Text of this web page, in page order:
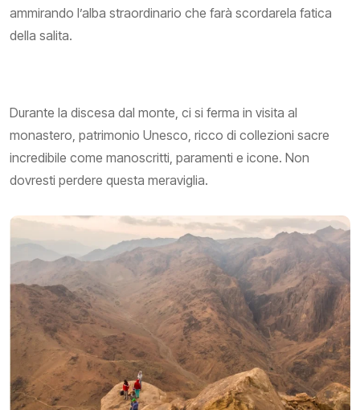
ammirando l’alba straordinario che farà scordarela fatica
della salita.
Durante la discesa dal monte, ci si ferma in visita al
monastero, patrimonio Unesco, ricco di collezioni sacre
incredibile come manoscritti, paramenti e icone. Non
dovresti perdere questa meraviglia.